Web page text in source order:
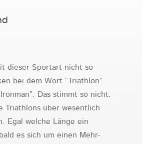
dieser Sportart nicht so
bei dem Wort “Triathlon”
Das stimmt so nicht.
Triathlons über wesentlich
Egal welche Länge ein
es sich um einen Mehr-